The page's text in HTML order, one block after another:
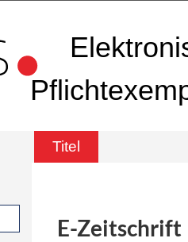
Titel
E-Zeitschrift